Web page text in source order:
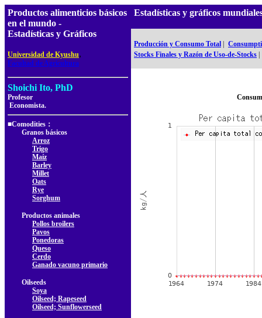
Productos alimenticios básicos
en el mundo -
Estadísticas y Gráficos
Universidad de Kyushu,
Facultad de Agricultura
Shoichi Ito, PhD
Profesor
Economista.
■Comodities：
Granos básicos
Arroz
Trigo
Maíz
Barley
Millet
Oats
Rye
Sorghum
Productos animales
Pollos broilers
Pavos
Ponedoras
Queso
Cerdo
Ganado vacuno primario
Oilseeds
Soya
Oilseed; Rapeseed
Oilseed; Sunflowerseed
Estadísticas y gráficos
Producción y Consumo Total
Stocks Finales y Razón de Uso-de-Stocks